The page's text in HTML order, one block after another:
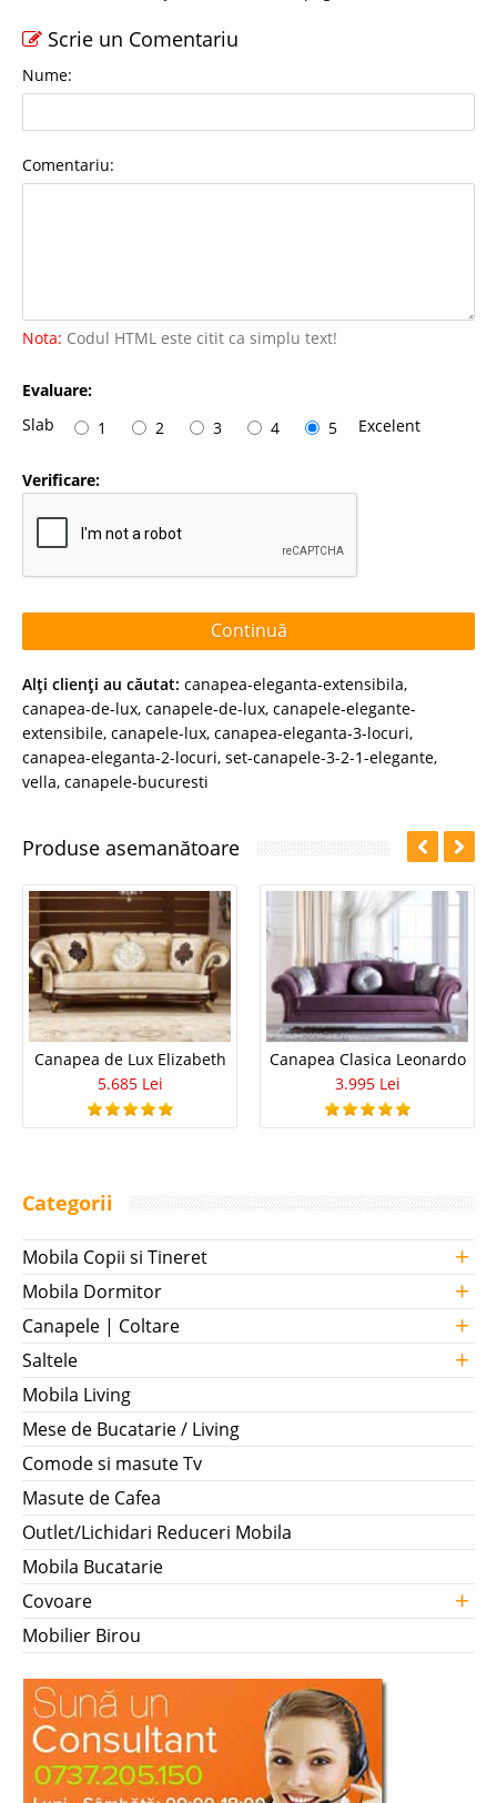
Scrie un Comentariu
Nume:
Comentariu:
Nota: Codul HTML este citit ca simplu text!
Evaluare:
Slab
1 2 3 4 5 Excelent
Verificare:
Continuă
Alţi clienţi au căutat: canapea-eleganta-extensibila,
canapea-de-lux, canapele-de-lux, canapele-elegante-
extensibile, canapele-lux, canapea-eleganta-3-locuri,
canapea-eleganta-2-locuri, set-canapele-3-2-1-elegante,
vella, canapele-bucuresti
Produse asemanătoare
Canapea de Lux Elizabeth
5.685 Lei
Canapea Clasica Leonardo
3.995 Lei
Categorii
Mobila Copii si Tineret +
Mobila Dormitor +
Canapele | Coltare +
Saltele +
Mobila Living
Mese de Bucatarie / Living
Comode si masute Tv
Masute de Cafea
Outlet/Lichidari Reduceri Mobila
Mobila Bucatarie
Covoare
+
Mobilier Birou